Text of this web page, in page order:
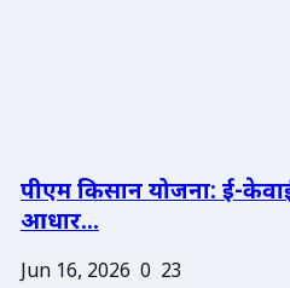
पीएम किसान योजना: ई-
आधार...
Jun 16, 2026 0 23